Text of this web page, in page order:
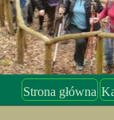
Strona główna